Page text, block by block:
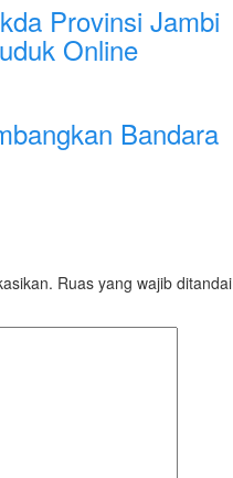
Provinsi Jambi
Online
Bandara
Ruas yang wajib ditandai